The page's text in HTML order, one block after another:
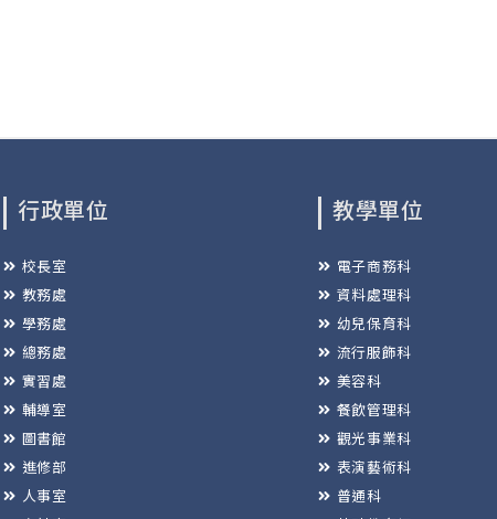
行政單位
校長室
教務處
學務處
總務處
實習處
輔導室
圖書館
進修部
人事室
教學單位
電子商務科
資料處理科
幼兒保育科
流行服飾科
美容科
餐飲管理科
觀光事業科
表演藝術科
普通科